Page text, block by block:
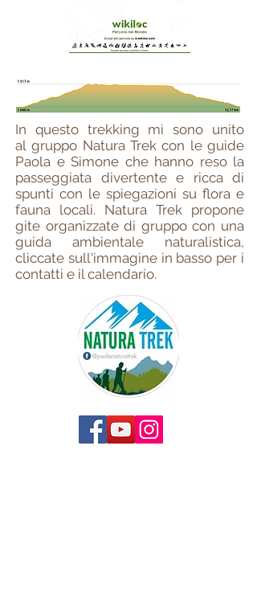
In questo trekking mi sono unito
al gruppo Natura Trek con le guide
Paola e Simone che hanno reso la
passeggiata divertente e ricca di
spunti con le spiegazioni su flora e
fauna locali. Natura Trek propone
gite organizzate di gruppo con una
guida ambientale naturalistica,
cliccate sull'immagine in basso per i
contatti e il calendario.